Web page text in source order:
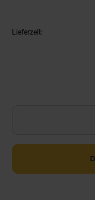
Lieferzeit: